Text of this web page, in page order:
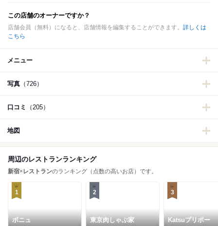
この店舗のオーナーですか？
店舗会員（無料）になると、店舗情報を編集することができます。 詳しくは
こちら
メニュー
写真 （726）
口コミ （205）
地図
周辺のレストランランキング
新宿× レストランのランキング（点数の高いお店）です。
1
ボニュ
2
東京肉しゃぶ家
3
Katsuプリポー